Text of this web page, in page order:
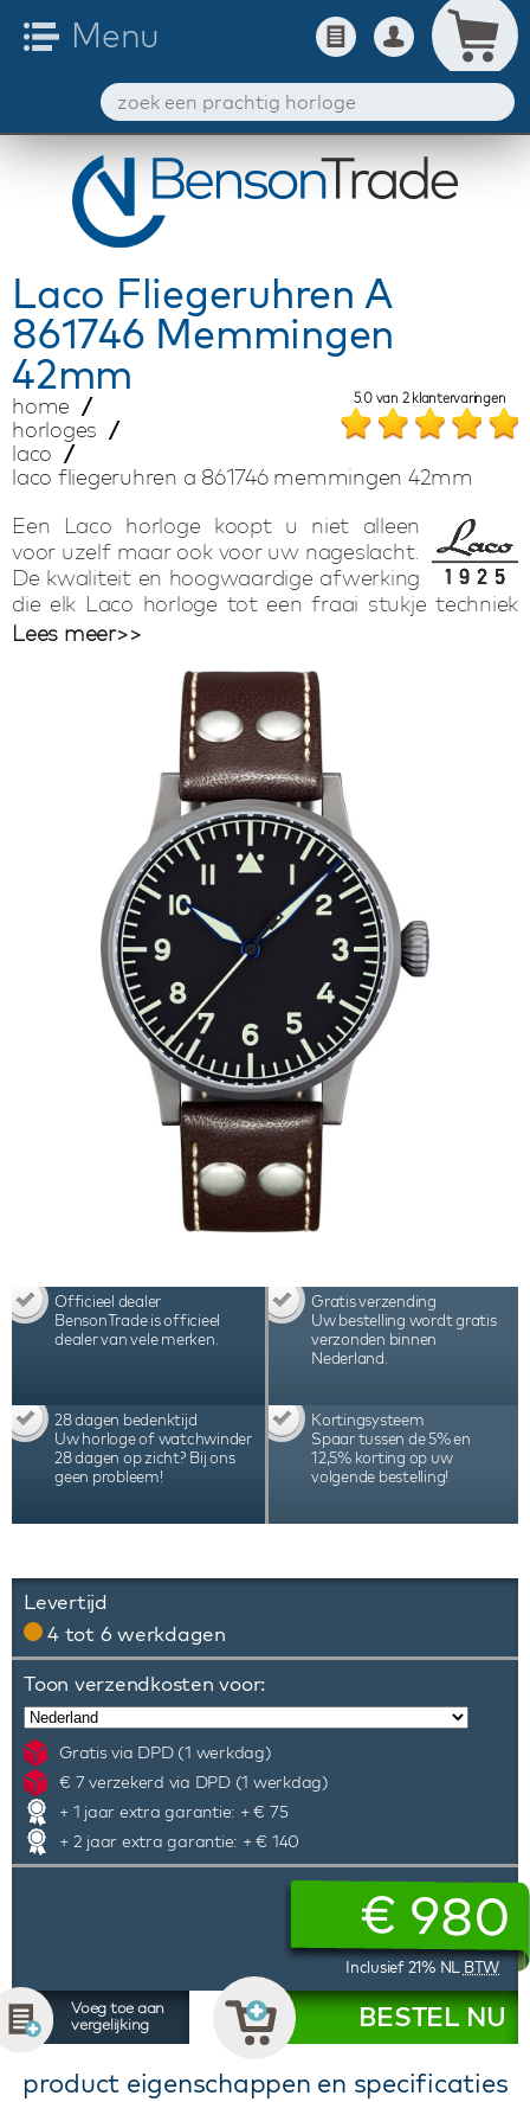
Laco Fliegeruhren A
861746 Memmingen
42mm
home
horloges
laco
laco fliegeruhren a 861746 memmingen 42mm
5.0van 2klantervaringen
Een Laco horloge koopt u niet alleen
voor uzelf maar ook voor uw nageslacht.
De kwaliteit en hoogwaardige afwerking
die elk Laco horloge tot een fraai stukje techniek
maken zal uw pols sieren. De horloges hebben een
sublieme kwaliteit die elk Laco horloge herbergt
komt tot uiting in de bijzondere uurwerken en
fraaie lederen horlogebanden. Kiest u voor
traditionele kwaliteit? Dan kiest u voor een Laco
Lees meer>>
Officieel dealer
BensonTrade is officieel
dealer van vele merken.
Gratis verzending
Uw bestelling wordt gratis
verzonden binnen
Nederland.
28 dagen bedenktijd
Uw horloge of watchwinder
28 dagen op zicht? Bij ons
geen probleem!
Kortingsysteem
Spaar tussen de 5% en
12,5% korting op uw
volgende bestelling!
Levertijd
4 tot 6 werkdagen
Toon verzendkosten voor:
Gratis via DPD (1 werkdag)
€ 7 verzekerd via DPD (1 werkdag)
+ 1 jaar extra garantie: + € 75
+ 2 jaar extra garantie: + € 140
€ 980
Inclusief 21% NL BTW
Voeg toe aan
vergelijking
BESTEL NU
product eigenschappen en specificaties